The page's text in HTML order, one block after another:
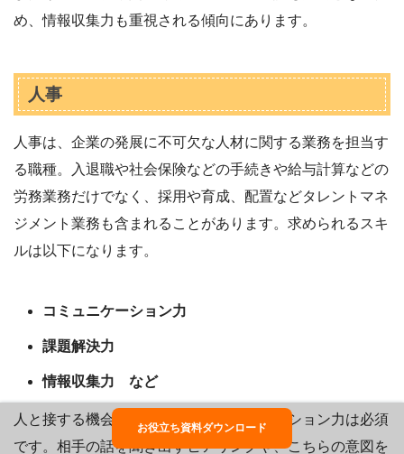
め、情報収集力も重視される傾向にあります。
人事
人事は、企業の発展に不可欠な人材に関する業務を担当す
る職種。入退職や社会保険などの手続きや給与計算などの
労務業務だけでなく、採用や育成、配置などタレントマネ
ジメント業務も含まれることがあります。求められるスキ
ルは以下になります。
コミュニケーション力
課題解決力
情報収集力 など
人と接する機会が多いため、コミュニケーション力は必須
です。相手の話を聞き出すヒアリングや、こちらの意図を
お役立ち資料ダウンロード